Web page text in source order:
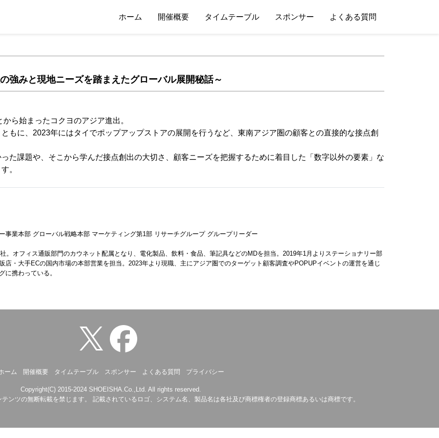
ホーム 開催概要 タイムテーブル スポンサー よくある質問
強みと現地ニーズを踏まえたグローバル展開秘話～
ら始まったコクヨのアジア進出。
もに、2023年にはタイでポップアップストアの展開を行うなど、東南アジア圏の顧客との直接的な接点創
た課題や、そこから学んだ接点創出の大切さ、顧客ニーズを把握するために着目した「数字以外の要素」な
。
事業本部 グローバル戦略本部 マーケティング第1部 リサーチグループ グループリーダー
。オフィス通販部門のカウネット配属となり、電化製品、飲料・食品、筆記具などのMDを担当。2019年1月よりステーショナリー部
店・大手ECの国内市場の本部営業を担当。2023年より現職、主にアジア圏でのターゲット顧客調査やPOPUPイベントの運営を通じ
に携わっている。
ーム 開催概要 タイムテーブル スポンサー よくある質問 プライバシー
Copyright(C) 2015-2024 SHOEISHA.Co.,Ltd. All rights reserved.
ンツの無断転載を禁じます。 記載されているロゴ、システム名、製品名は各社及び商標権者の登録商標あるいは商標です。